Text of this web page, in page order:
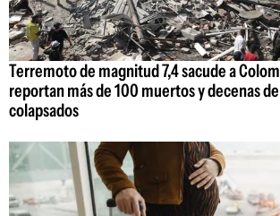
Terremoto de magnitud 7,4 sacude a
reportan más de 100 muertos y decenas
colapsados